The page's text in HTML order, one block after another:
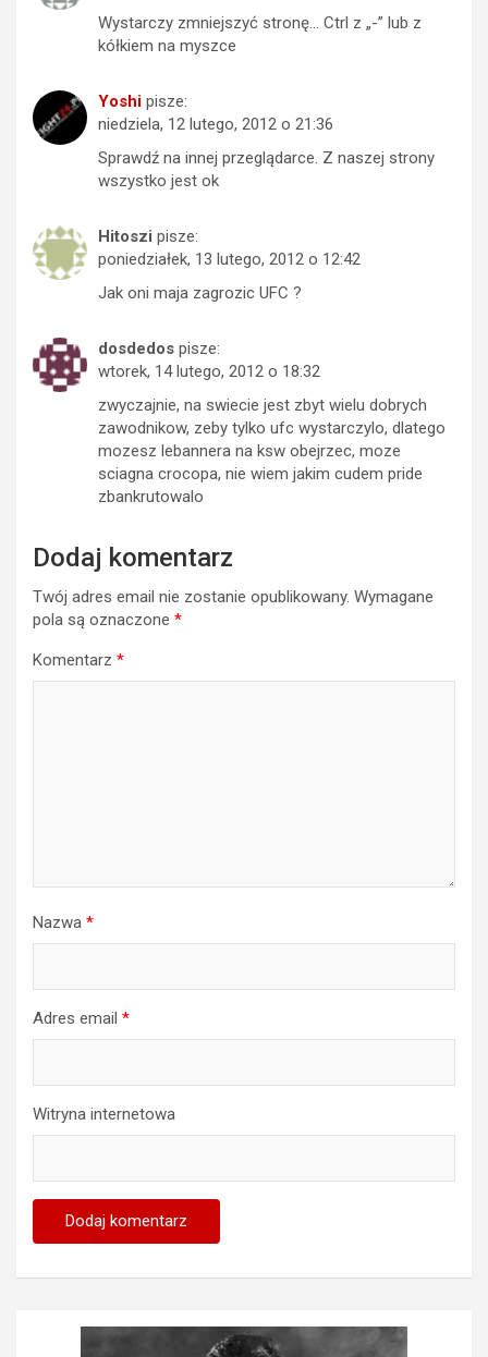
Wystarczy zmniejszyć stronę… Ctrl z „-” lub z
kółkiem na myszce
Yoshi pisze:
niedziela, 12 lutego, 2012 o 21:36
Sprawdź na innej przeglądarce. Z naszej strony
wszystko jest ok
Hitoszi pisze:
poniedziałek, 13 lutego, 2012 o 12:42
Jak oni maja zagrozic UFC ?
dosdedos pisze:
wtorek, 14 lutego, 2012 o 18:32
zwyczajnie, na swiecie jest zbyt wielu dobrych
zawodnikow, zeby tylko ufc wystarczylo, dlatego
mozesz lebannera na ksw obejrzec, moze
sciagna crocopa, nie wiem jakim cudem pride
zbankrutowalo
Dodaj komentarz
Twój adres email nie zostanie opublikowany. Wymagane
pola są oznaczone *
Komentarz *
Nazwa *
Adres email *
Witryna internetowa